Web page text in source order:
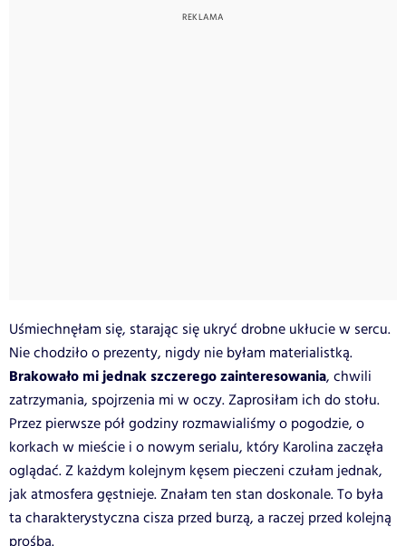
Uśmiechnęłam się, starając się ukryć drobne ukłucie w sercu.
Nie chodziło o prezenty, nigdy nie byłam materialistką.
Brakowało mi jednak szczerego zainteresowania, chwili
zatrzymania, spojrzenia mi w oczy. Zaprosiłam ich do stołu.
Przez pierwsze pół godziny rozmawialiśmy o pogodzie, o
korkach w mieście i o nowym serialu, który Karolina zaczęła
oglądać. Z każdym kolejnym kęsem pieczeni czułam jednak,
jak atmosfera gęstnieje. Znałam ten stan doskonale. To była
ta charakterystyczna cisza przed burzą, a raczej przed kolejną
prośbą.